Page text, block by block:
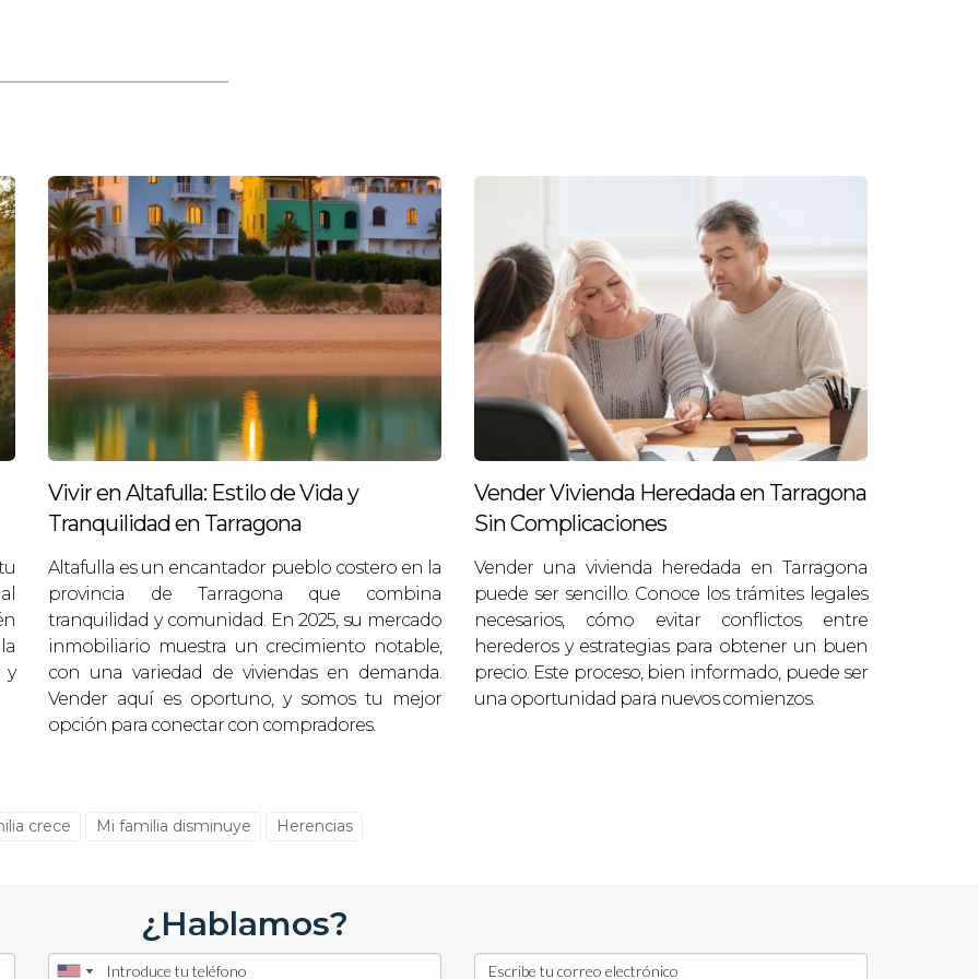
compradores interesados.
mejor en El Morell. Desde fotografías atractivas hasta descripciones detalladas que
puedo crear una estrategia personalizada para maximizar la exposición.
mejor en nombre de mis clientes. Sé cuáles son los puntos fuertes y débiles del
favor durante las negociaciones.
al éxito a otros propietarios en El Morell, aquí hay tres casos prácticos:
Gracias a mi conocimiento del mercado local y a una estrategia de marketing bien
en solo 30 días al precio marcado.
Mínimas
su vivienda pero dudaba debido al estado general del inmueble. Tras sugerir algunas
logramos aumentar significativamente el valor percibido por los compradores
en menos de tres meses.
y diseñamos una campaña publicitaria centrada en las características familiares del
alquilada para reinvertir en otra oportunidad más lucrativa. Le ayudé a analizar el
para vender. Al final, consiguió un excelente retorno sobre su inversión gracias a nuestra
y
Vivir en Altafulla: Estilo de Vida y
Tranquilidad en Tarragona
Altafulla es un encantador pueblo costero en la
provincia de Tarragona que combina
tranquilidad y comunidad. En 2025, su mercado
inmobiliario muestra un crecimiento notable,
con una variedad de viviendas en demanda.
Vender aquí es oportuno, y somos tu mejor
opción para conectar con compradores.
Vender Vivienda Heredada en Tarragona
Sin Complicaciones
Vender una vivienda heredada en Tarragona
puede ser sencillo. Conoce los trámites legales
necesarios, cómo evitar conflictos entre
herederos y estrategias para obtener un buen
precio. Este proceso, bien informado, puede ser
una oportunidad para nuevos comienzos.
crece Mi familia disminuye Herencias
¿Hablamos?